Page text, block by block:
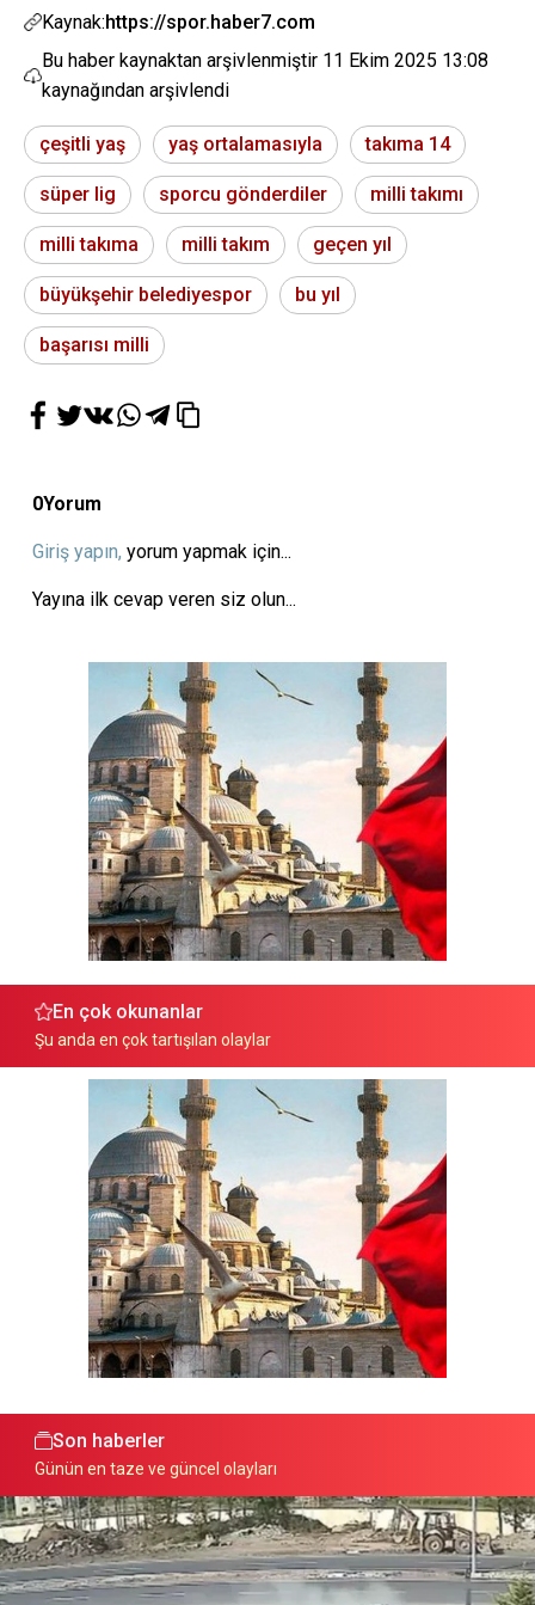
Kaynak:https://spor.haber7.com
Bu haber kaynaktan arşivlenmiştir 11 Ekim 2025 13:08
kaynağından arşivlendi
çeşitli yaş yaş ortalamasıyla takıma 14
süper lig sporcu gönderdiler milli takımı
milli takıma milli takım geçen yıl
büyükşehir belediyespor bu yıl
başarısı milli
0Yorum
Giriş yapın, yorum yapmak için...
Yayına ilk cevap veren siz olun...
En çok okunanlar
Şu anda en çok tartışılan olaylar
Son haberler
Günün en taze ve güncel olayları